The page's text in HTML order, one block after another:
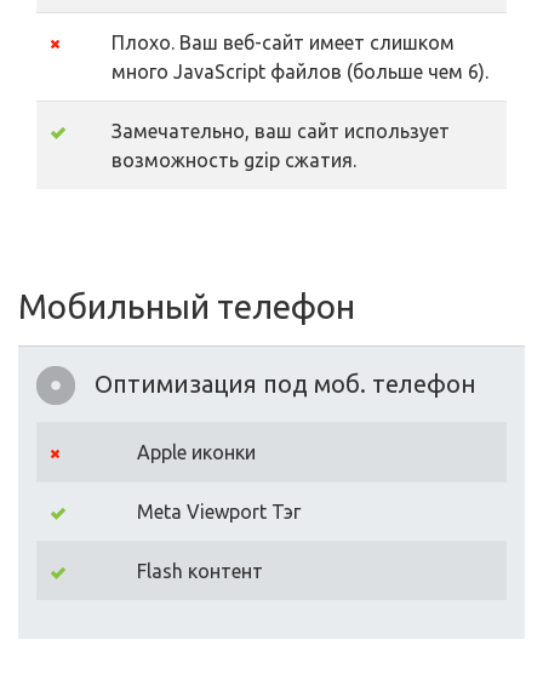
Плохо. Ваш веб-сайт имеет слишком
много JavaScript файлов (больше чем 6).
Замечательно, ваш сайт использует
возможность gzip сжатия.
Мобильный телефон
Оптимизация под моб. телефон
Apple иконки
Meta Viewport Тэг
Flash контент